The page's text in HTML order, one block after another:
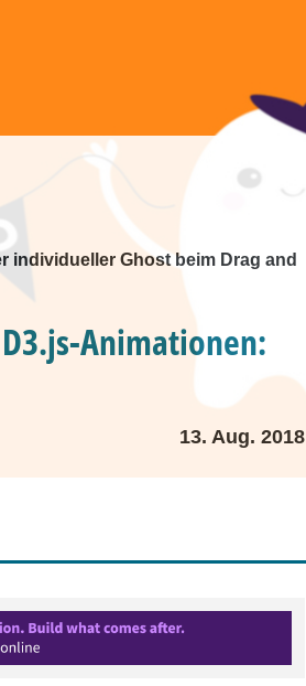
individueller Ghost beim Drag and
Animationen:
13. Aug. 2018